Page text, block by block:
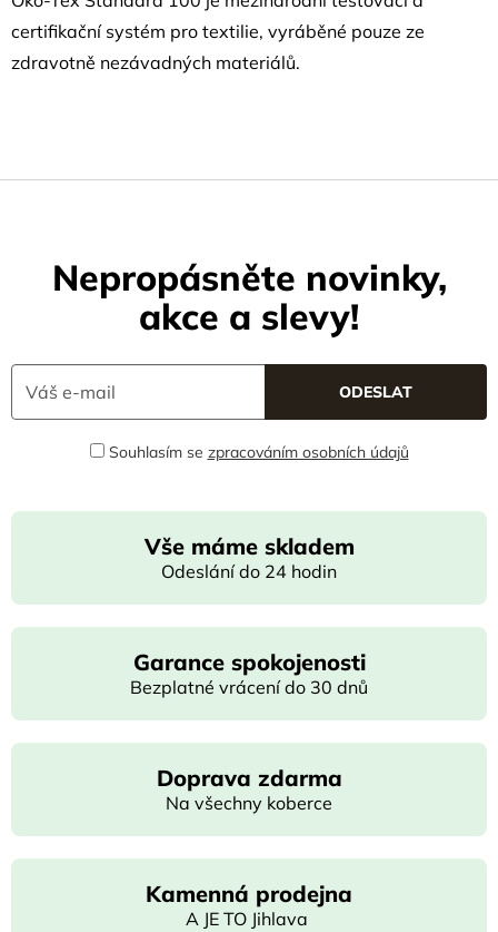
certifikační systém pro textilie, vyráběné pouze ze
zdravotně nezávadných materiálů.
Nepropásněte novinky,
akce a slevy!
Souhlasím se zpracováním osobních údajů
Vše máme skladem
Odeslání do 24 hodin
Garance spokojenosti
Bezplatné vrácení do 30 dnů
Doprava zdarma
Na všechny koberce
Kamenná prodejna
A JE TO Jihlava